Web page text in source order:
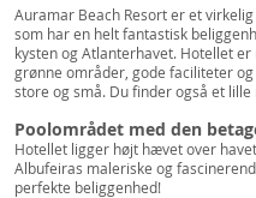
Auramar Beach Resort er et
som har en helt fantastisk
kysten og Atlanterhavet. Hotellet
grønne områder, gode faciliteter
store og små. Du finder også et
Poolområdet med den
Hotellet ligger højt hævet over
Albufeiras maleriske og
perfekte beliggenhed!